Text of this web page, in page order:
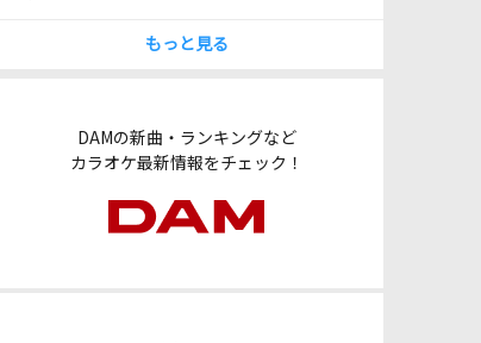
もっと見る
DAMの新曲・ランキングなど
カラオケ最新情報をチェック！